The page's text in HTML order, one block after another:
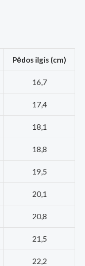
Pėdos ilgis (cm)
16,7
17,4
18,1
18,8
19,5
20,1
20,8
21,5
22,2